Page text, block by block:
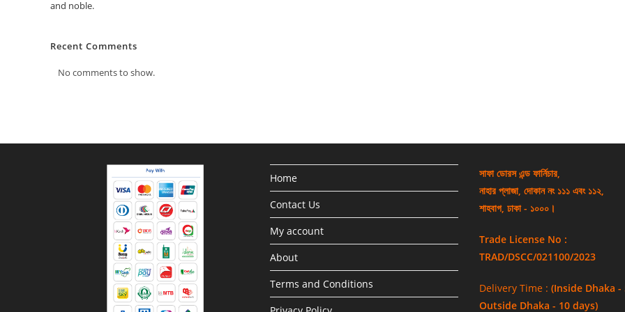
and noble.
Recent Comments
No comments to show.
Home
Contact Us
My account
About
Terms and Conditions
সাফা ডোরস এন্ড ফার্নিচার,
নাহার প্লাজা, দোকান নং ১১১ এবং ১১২,
শাহবাগ, ঢাকা - ১০০০।
Trade License No :
TRAD/DSCC/021100/2023
Delivery Time : (Inside Dhaka -
Outside Dhaka - 10 days)